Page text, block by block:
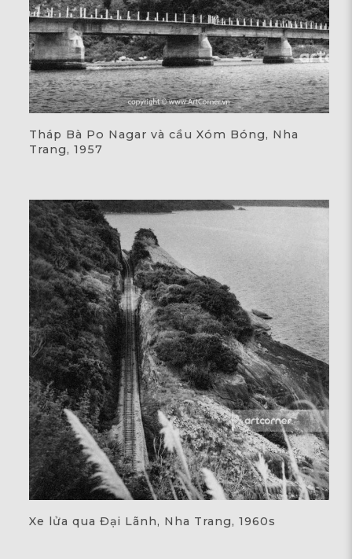
Tháp Bà Po Nagar và cầu Xóm Bóng, Nha
Trang, 1957
Xe lửa qua Đại Lãnh, Nha Trang, 1960s